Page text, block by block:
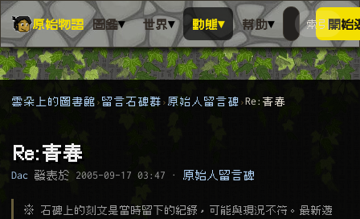
原始物語 圖鑑▾ 世界▾ 動態▾ 幫助▾
搜尋萬物
搜人物、
索引開始
雲朵上的圖書館 留言石碑群 原始人留言碑 Re:青春
Re:青春
Dac 發表於 2005-09-17 03:47 · 原始人留言碑
※ 石碑上的刻文是當時留下的紀錄，可能與現況不符。最新遊